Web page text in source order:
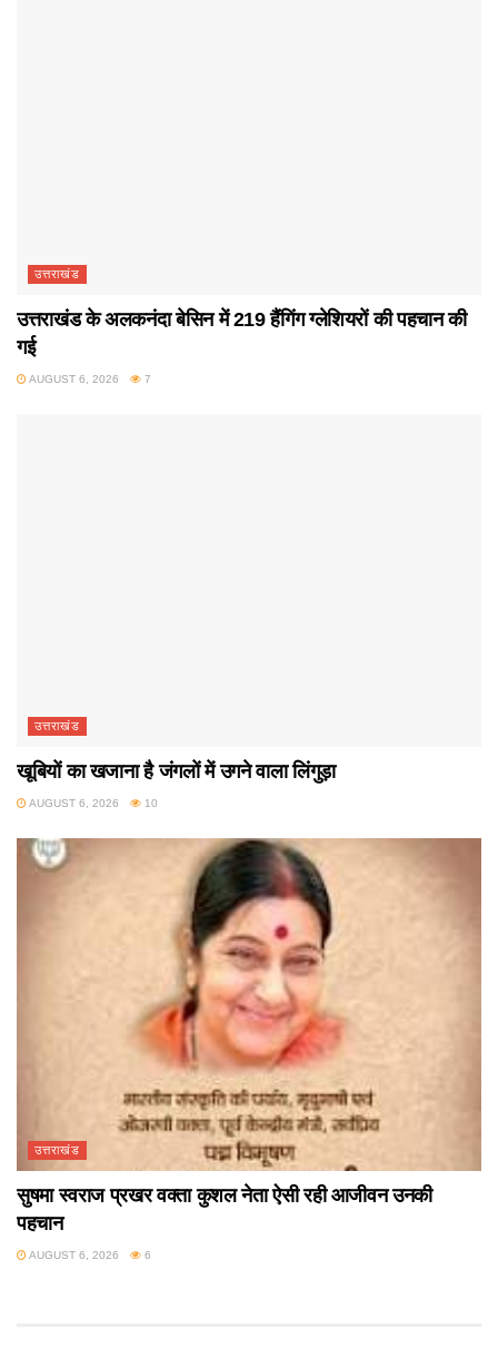
उत्तराखंड
उत्तराखंड के अलकनंदा बेसिन में 219 हैंगिंग ग्लेशियरों की पहचान की
गई
AUGUST 6, 2026 7
उत्तराखंड
खूबियों का खजाना है जंगलों में उगने वाला लिंगुड़ा
AUGUST 6, 2026 10
उत्तराखंड
सुषमा स्वराज प्रखर वक्ता कुशल नेता ऐसी रही आजीवन उनकी
पहचान
AUGUST 6, 2026 6